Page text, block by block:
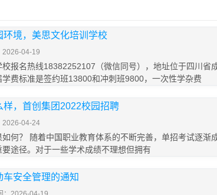
环境，美思文化培训学校
2026-04-19
报名热线18382252107（微信同号），地址位于四川省
费标准是签约班13800和冲刺班9800，一次性学杂费
样，首创集团2022校园招聘
2026-04-24
何？ 随着中国职业教育体系的不断完善，单招考试逐渐
要途径。对于一些学术成绩不理想但拥有
安全管理的通知